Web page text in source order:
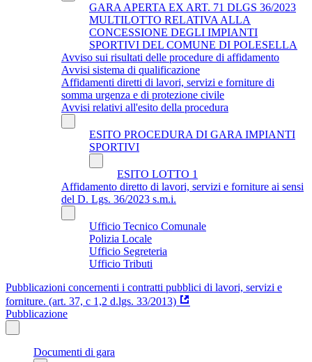
GARA APERTA EX ART. 71 DLGS 36/2023
MULTILOTTO RELATIVA ALLA
CONCESSIONE DEGLI IMPIANTI
SPORTIVI DEL COMUNE DI POLESELLA
Avviso sui risultati delle procedure di affidamento
Avvisi sistema di qualificazione
Affidamenti diretti di lavori, servizi e forniture di
somma urgenza e di protezione civile
Avvisi relativi all'esito della procedura
ESITO PROCEDURA DI GARA IMPIANTI
SPORTIVI
ESITO LOTTO 1
Affidamento diretto di lavori, servizi e forniture ai sensi
del D. Lgs. 36/2023 s.m.i.
Ufficio Tecnico Comunale
Polizia Locale
Ufficio Segreteria
Ufficio Tributi
Pubblicazioni concernenti i contratti pubblici di lavori, servizi e
forniture. (art. 37, c 1,2 d.lgs. 33/2013)
Pubblicazione
Documenti di gara